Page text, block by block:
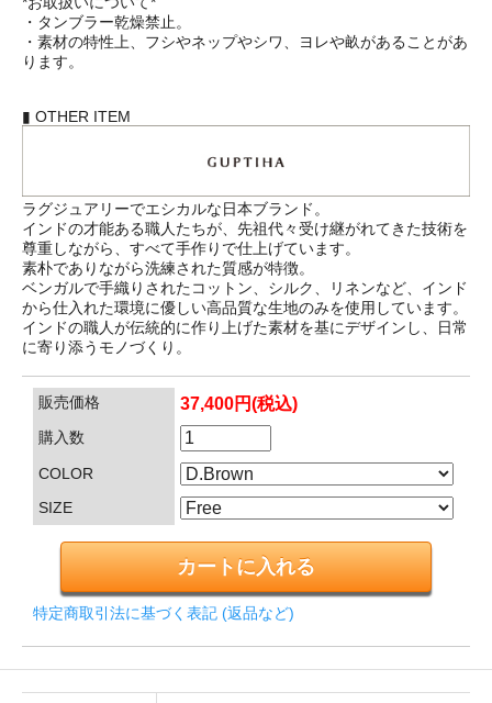
・タンブラー乾燥禁止。
・素材の特性上、フシやネップやシワ、ヨレや畝があることがあ
ります。
▮ OTHER ITEM
ラグジュアリーでエシカルな日本ブランド。
インドの才能ある職人たちが、先祖代々受け継がれてきた技術を
尊重しながら、すべて手作りで仕上げています。
素朴でありながら洗練された質感が特徴。
ベンガルで手織りされたコットン、シルク、リネンなど、インド
から仕入れた環境に優しい高品質な生地のみを使用しています。
インドの職人が伝統的に作り上げた素材を基にデザインし、日常
に寄り添うモノづくり。
販売価格 37,400円(税込)
購入数
COLOR
SIZE
特定商取引法に基づく表記 (返品など)